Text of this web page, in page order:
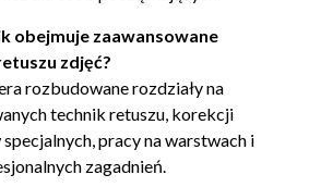
and Gamut
i gamut) (96)
& Rulers (Jednostki i miarki) (97)
Grid & Slices (Miarki, siatki i
(99)
Ins (Wtyczki) (99)
obejmuje zaawansowane
zdjęć?
rozbudowane rozdziały na
technik retuszu, korekcji
pracy na warstwach i
zagadnień.